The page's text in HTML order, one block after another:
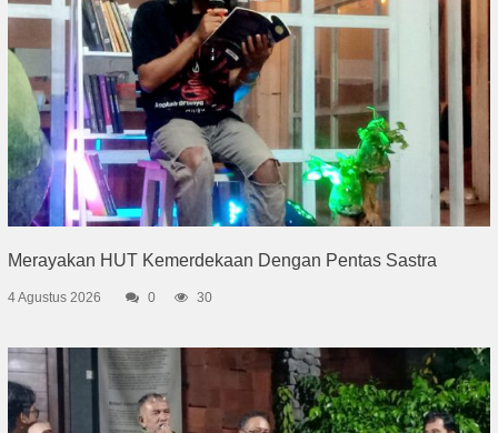
Merayakan HUT Kemerdekaan Dengan Pentas Sastra
4 Agustus 2026 0 30